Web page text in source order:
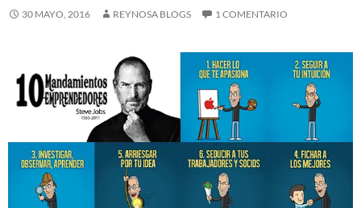
30 MAYO, 2016 REYNOSA BLOGS 1 COMENTARIO